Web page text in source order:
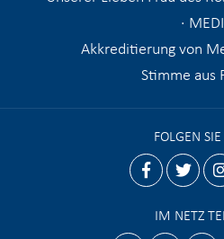
Akkreditierung von
Stimme aus
FOLGEN
facebook
IM NETZ